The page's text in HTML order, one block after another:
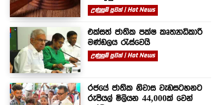
උණුසුම් පුවත් | Hot News
එක්සත් ජාතික පක්ෂ කෘත්‍යාධිකාරී
මණ්ඩලය රැස්වෙයි
උණුසුම් පුවත් | Hot News
රජයේ ජාතික නිවාස වැඩසටහනට
රුපියල් මිලියන 44,000ක් වෙන්